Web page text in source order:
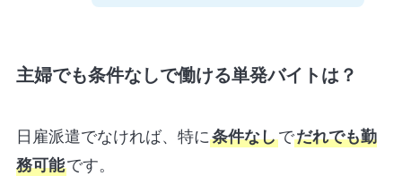
主婦でも条件なしで働ける単発バイトは？
日雇派遣でなければ、特に条件なしでだれでも勤
務可能です。